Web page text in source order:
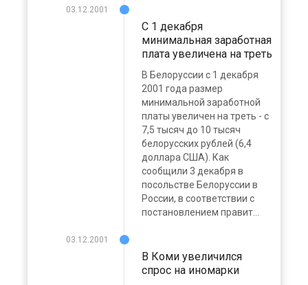
03.12.2001
С 1 декабря
минимальная заработная
плата увеличена на треть
В Белоруссии с 1 декабря
2001 года размер
минимальной заработной
платы увеличен на треть - с
7,5 тысяч до 10 тысяч
белорусских рублей (6,4
доллара США). Как
сообщили 3 декабря в
посольстве Белоруссии в
России, в соответствии с
постановлением правит...
03.12.2001
В Коми увеличился
спрос на иномарки